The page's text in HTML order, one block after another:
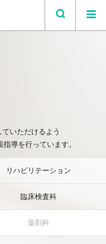
いただけるよう
導を行っています。
リハビリテーション
臨床検査科
薬剤科